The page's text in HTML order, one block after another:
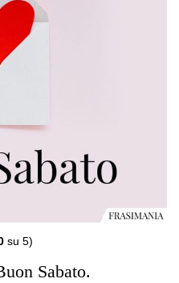
su 5)
Sabato.